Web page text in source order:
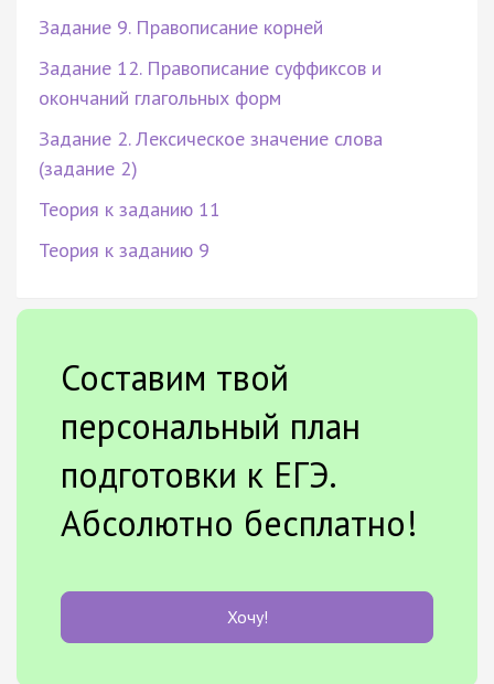
Задание 9. Правописание корней
Задание 12. Правописание суффиксов и
окончаний глагольных форм
Задание 2. Лексическое значение слова
(задание 2)
Теория к заданию 11
Теория к заданию 9
Составим твой
персональный план
подготовки к ЕГЭ.
Абсолютно бесплатно!
Хочу!